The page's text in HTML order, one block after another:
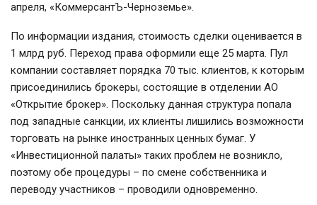
апреля, «КоммерсантЪ-Черноземье».
По информации издания, стоимость сделки оценивается в
1 млрд руб. Переход права оформили еще 25 марта. Пул
компании составляет порядка 70 тыс. клиентов, к которым
присоединились брокеры, состоящие в отделении АО
«Открытие брокер». Поскольку данная структура попала
под западные санкции, их клиенты лишились возможности
торговать на рынке иностранных ценных бумаг. У
«Инвестиционной палаты» таких проблем не возникло,
поэтому обе процедуры – по смене собственника и
переводу участников – проводили одновременно.